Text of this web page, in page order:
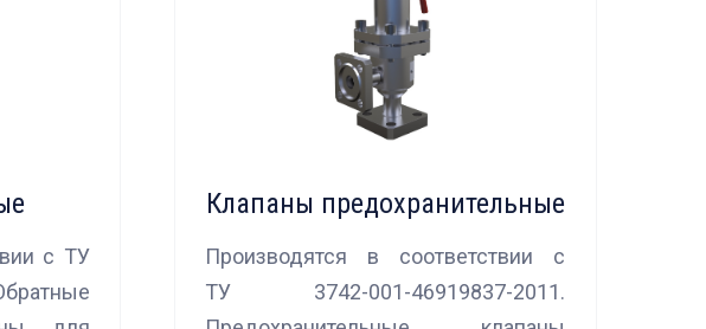
с ТУ
Клапаны предохранительные
Производятся в соответствии с
ТУ 3742-001-46919837-2011.